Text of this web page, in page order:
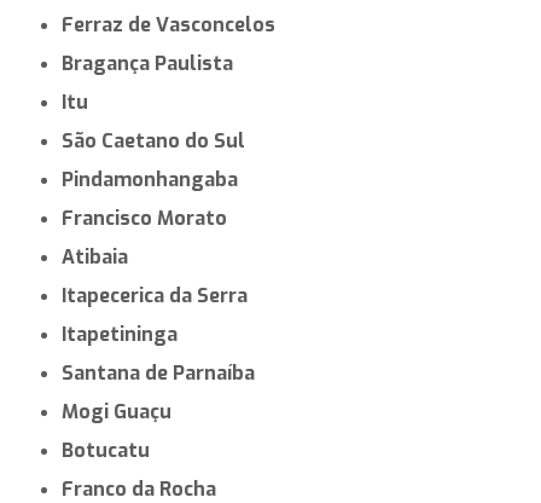
Ferraz de Vasconcelos
Bragança Paulista
Itu
São Caetano do Sul
Pindamonhangaba
Francisco Morato
Atibaia
Itapecerica da Serra
Itapetininga
Santana de Parnaíba
Mogi Guaçu
Botucatu
Franco da Rocha